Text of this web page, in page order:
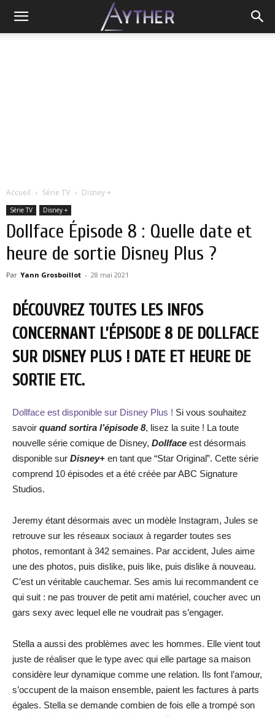
Accueil Série TV Disney +
Série TV Disney +
Dollface Épisode 8 : Quelle date et
heure de sortie Disney Plus ?
Par Yann Grosboillot - 28 mai 2021
DÉCOUVREZ TOUTES LES INFOS
CONCERNANT L’ÉPISODE 8 DE DOLLFACE
SUR DISNEY PLUS ! DATE ET HEURE DE
SORTIE ETC.
Dollface est disponible sur Disney Plus ! Si vous souhaitez
savoir quand sortira l’épisode 8, lisez la suite ! La toute
nouvelle série comique de Disney, Dollface est désormais
disponible sur Disney+ en tant que “Star Original”. Cette série
comprend 10 épisodes et a été créée par ABC Signature
Studios.
Jeremy étant désormais avec un modèle Instagram, Jules se
retrouve sur les réseaux sociaux à regarder toutes ses
photos, remontant à 342 semaines. Par accident, Jules aime
une des photos, puis dislike, puis like, puis dislike à nouveau.
C’est un véritable cauchemar. Ses amis lui recommandent ce
qui suit : ne pas trouver de petit ami matériel, coucher avec un
gars sexy avec lequel elle ne voudrait pas s’engager.
Stella a aussi des problèmes avec les hommes. Elle vient tout
juste de réaliser que le type avec qui elle partage sa maison
considère leur dynamique comme une relation. Ils font l’amour,
s’occupent de la maison ensemble, paient les factures à parts
égales. Stella se demande combien de fois elle a trompé son